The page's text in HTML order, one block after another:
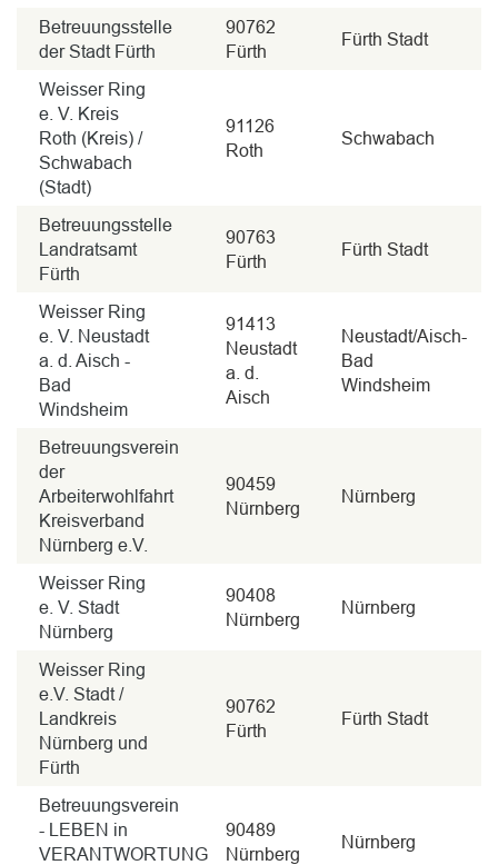
Betreuungsstelle
der Stadt Fürth
90762
Fürth
Fürth Stadt
Weisser Ring
e. V. Kreis
Roth (Kreis) /
Schwabach
(Stadt)
91126
Roth
Schwabach
Betreuungsstelle
Landratsamt
Fürth
90763
Fürth
Fürth Stadt
Weisser Ring
e. V. Neustadt
a. d. Aisch -
Bad
Windsheim
91413
Neustadt
a. d.
Aisch
Neustadt/Aisch-
Bad
Windsheim
Betreuungsverein
der
Arbeiterwohlfahrt
Kreisverband
Nürnberg e.V.
90459
Nürnberg
Nürnberg
Weisser Ring
e. V. Stadt
Nürnberg
90408
Nürnberg
Nürnberg
Weisser Ring
e.V. Stadt /
Landkreis
Nürnberg und
Fürth
90762
Fürth
Fürth Stadt
Betreuungsverein
- LEBEN in
VERANTWORTUNG
90489
Nürnberg
Nürnberg